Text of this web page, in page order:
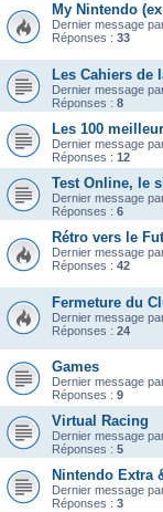
My Nintendo
Dernier message
Réponses : 33
Les Cahiers de
Dernier message
Réponses : 8
Les 100
Dernier message
Réponses : 12
Test Online, le
Dernier message
Réponses : 6
Rétro vers le
Dernier message
Réponses : 42
Fermeture du
Dernier message
Réponses : 24
Games
Dernier message
Réponses : 9
Virtual Racing
Dernier message
Réponses : 5
Nintendo Extra
Dernier message
Réponses : 3